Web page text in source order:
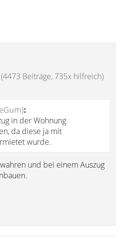
(4473 Beiträge, 735x hilfreich)
:
in der Wohnung
da diese ja mit
wurde.
und bei einem Auszug